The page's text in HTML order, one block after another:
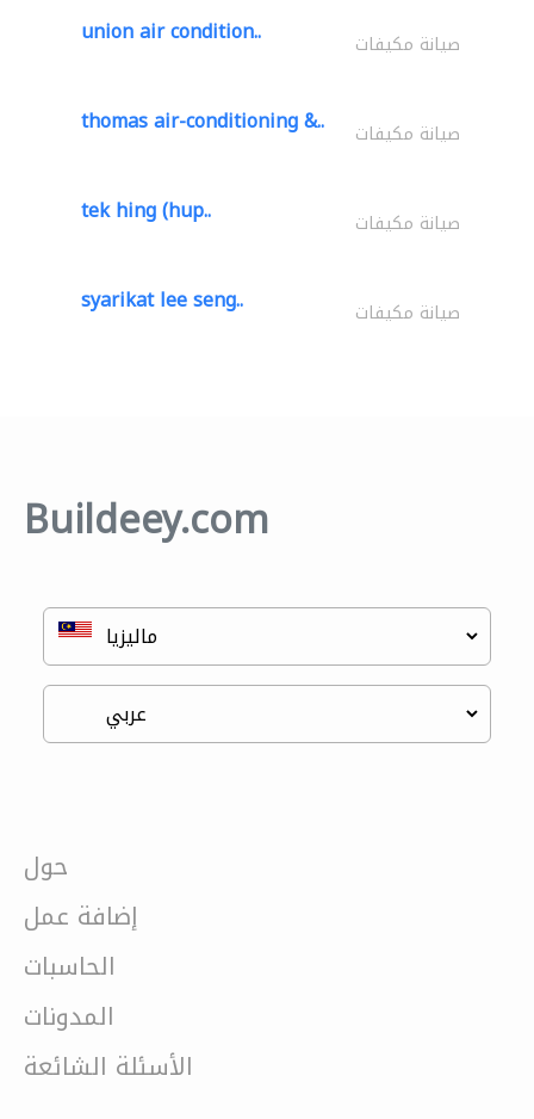
union air condition.. صيانة مكيفات
thomas air-conditioning &.. صيانة مكيفات
tek hing (hup.. صيانة مكيفات
syarikat lee seng.. صيانة مكيفات
Buildeey.com
حول
إضافة عمل
الحاسبات
المدونات
الأسئلة الشائعة